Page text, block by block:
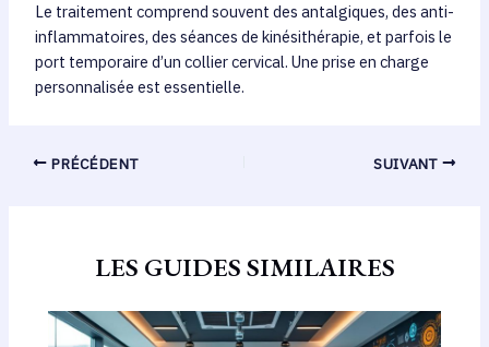
Le traitement comprend souvent des antalgiques, des anti-
inflammatoires, des séances de kinésithérapie, et parfois le
port temporaire d’un collier cervical. Une prise en charge
personnalisée est essentielle.
PRÉCÉDENT SUIVANT
LES GUIDES SIMILAIRES